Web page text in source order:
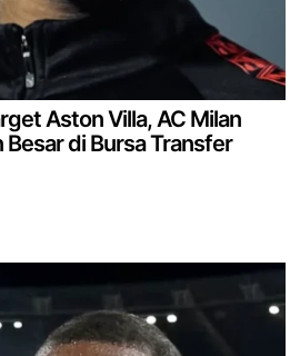
Aston Villa, AC Milan
di Bursa Transfer